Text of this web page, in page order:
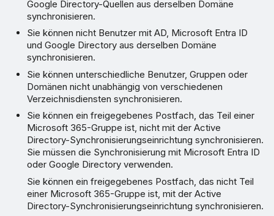
Google Directory-Quellen aus derselben Domäne
synchronisieren.
Sie können nicht Benutzer mit AD, Microsoft Entra ID
und Google Directory aus derselben Domäne
synchronisieren.
Sie können unterschiedliche Benutzer, Gruppen oder
Domänen nicht unabhängig von verschiedenen
Verzeichnisdiensten synchronisieren.
Sie können ein freigegebenes Postfach, das Teil einer
Microsoft 365-Gruppe ist, nicht mit der Active
Directory-Synchronisierungseinrichtung synchronisieren.
Sie müssen die Synchronisierung mit Microsoft Entra ID
oder Google Directory verwenden.
Sie können ein freigegebenes Postfach, das nicht Teil
einer Microsoft 365-Gruppe ist, mit der Active
Directory-Synchronisierungseinrichtung synchronisieren.